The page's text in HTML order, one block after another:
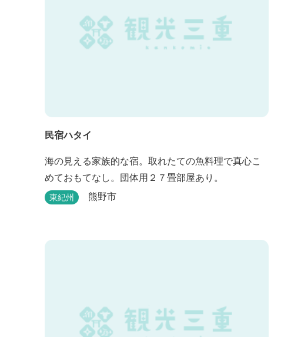
民宿ハタイ
海の見える家族的な宿。取れたての魚料理で真心こ
めておもてなし。団体用２７畳部屋あり。
東紀州 熊野市